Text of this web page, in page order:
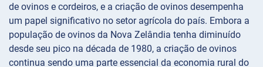
de ovinos e cordeiros, e a criação de ovinos desempenha
um papel significativo no setor agrícola do país. Embora a
população de ovinos da Nova Zelândia tenha diminuído
desde seu pico na década de 1980, a criação de ovinos
continua sendo uma parte essencial da economia rural do